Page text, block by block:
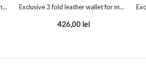
Exclusive 3 fold leather wallet for men Natural Exclusive 3 fold leather wallet for men Black
426,00 lei